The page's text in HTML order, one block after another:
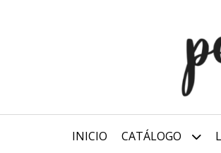
INICIO CATÁLOGO